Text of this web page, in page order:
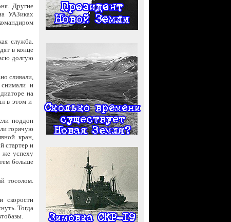
Другие
УАЗиках
служба.
в конце
долгую
сливали,
снимали и
на
в этом и
поддон
горячую
кран,
стартер и
же успеху
больше
тосолом.
скорости
Тогда